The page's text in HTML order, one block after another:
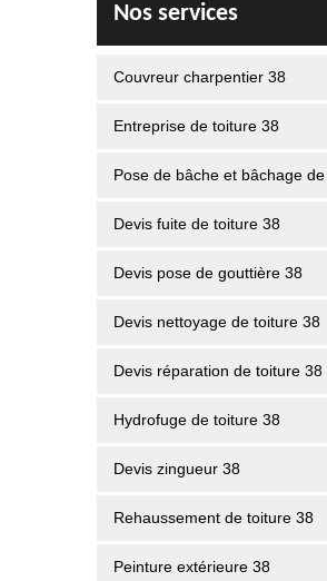
Nos services
Couvreur charpentier 38
Entreprise de toiture 38
Pose de bâche et bâchage
Devis fuite de toiture 38
Devis pose de gouttière 38
Devis nettoyage de toiture 38
Devis réparation de toiture 38
Hydrofuge de toiture 38
Devis zingueur 38
Rehaussement de toiture 38
Peinture extérieure 38